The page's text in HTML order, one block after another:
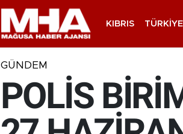
KIBRIS TÜRKIYE
GÜNDEM
POLİS